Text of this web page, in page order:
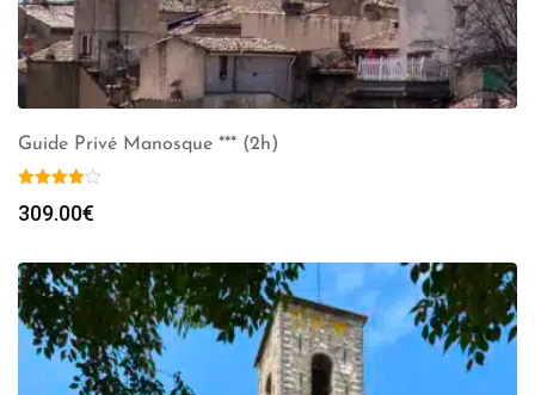
Guide Privé Manosque *** (2h)
309.00€